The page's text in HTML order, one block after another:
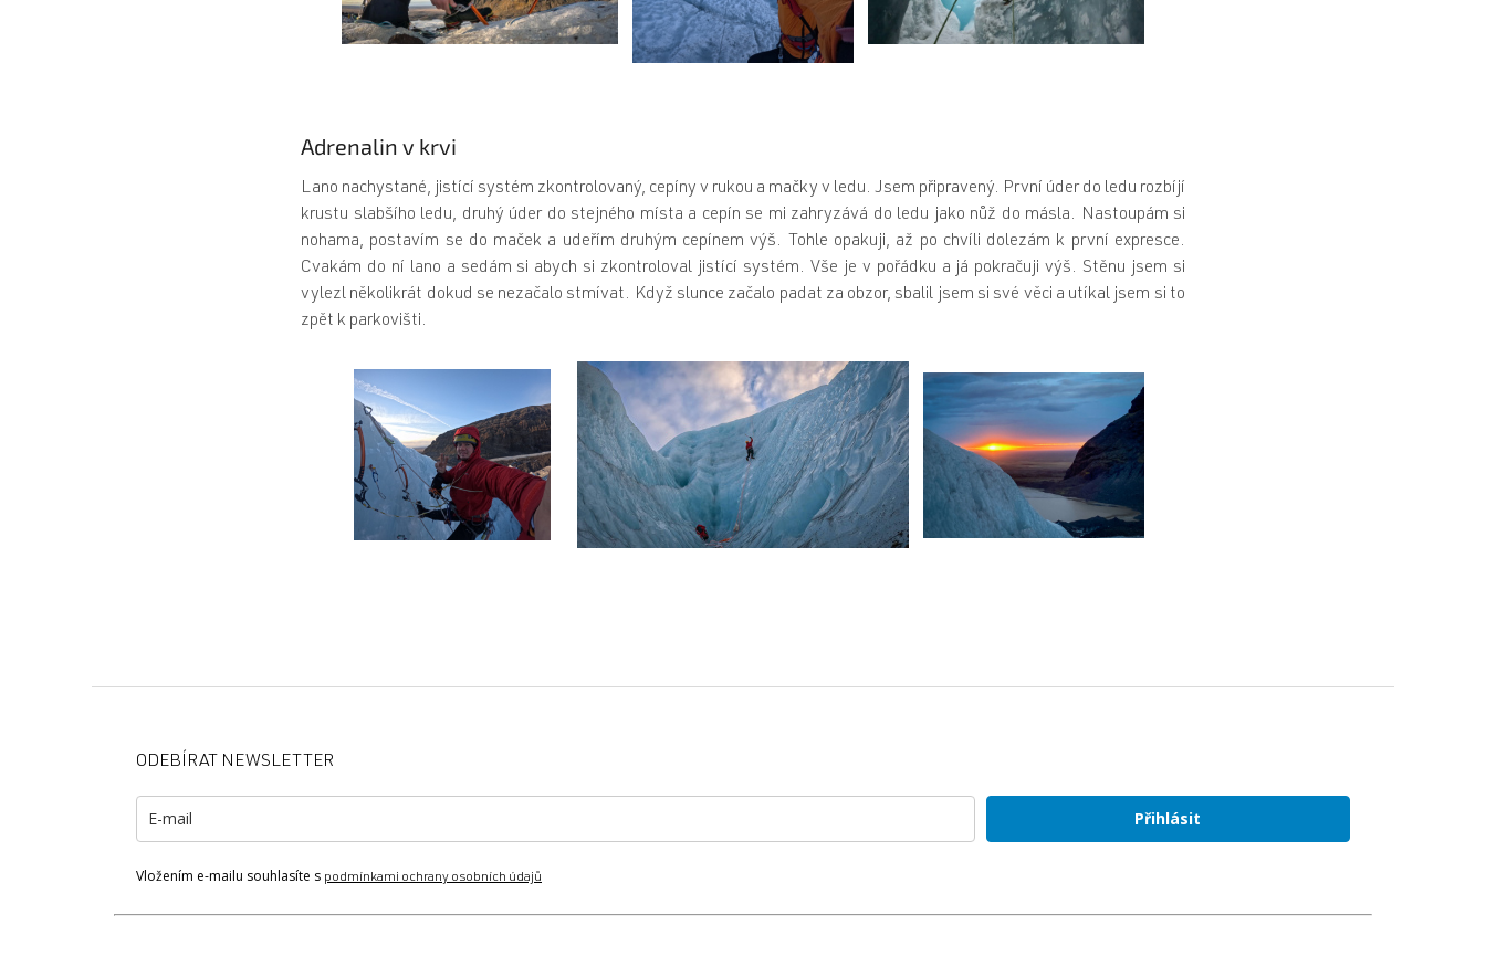
Adrenalin v krvi
Lano nachystané, jistící systém zkontrolovaný, cepíny v rukou a mačky v ledu. Jsem připravený. První úder do ledu rozbíjí
krustu slabšího ledu, druhý úder do stejného místa a cepín se mi zahryzává do ledu jako nůž do másla. Nastoupám si
nohama, postavím se do maček a udeřím druhým cepínem výš. Tohle opakuji, až po chvíli dolezám k první expresce.
Cvakám do ní lano a sedám si abych si zkontroloval jistící systém. Vše je v pořádku a já pokračuji výš. Stěnu jsem si
vylezl několikrát dokud se nezačalo stmívat. Když slunce začalo padat za obzor, sbalil jsem si své věci a utíkal jsem si to
zpět k parkovišti.
ODEBÍRAT NEWSLETTER
Přihlásit
Vložením e-mailu souhlasíte s podmínkami ochrany osobních údajů